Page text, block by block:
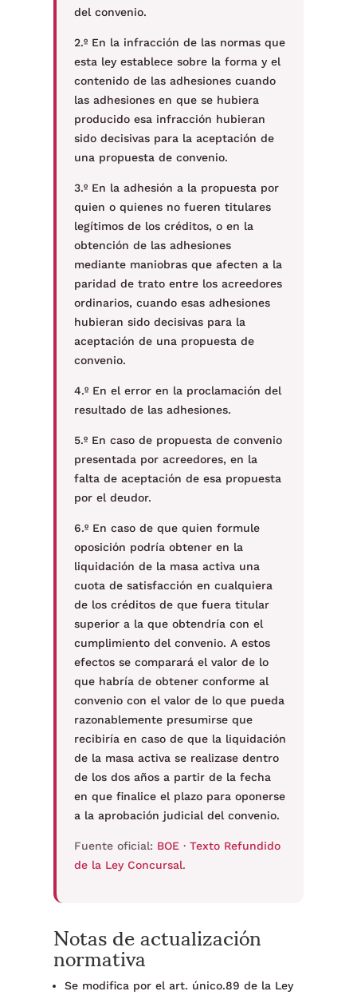
del convenio.
2.º En la infracción de las normas que
esta ley establece sobre la forma y el
contenido de las adhesiones cuando
las adhesiones en que se hubiera
producido esa infracción hubieran
sido decisivas para la aceptación de
una propuesta de convenio.
3.º En la adhesión a la propuesta por
quien o quienes no fueren titulares
legítimos de los créditos, o en la
obtención de las adhesiones
mediante maniobras que afecten a la
paridad de trato entre los acreedores
ordinarios, cuando esas adhesiones
hubieran sido decisivas para la
aceptación de una propuesta de
convenio.
4.º En el error en la proclamación del
resultado de las adhesiones.
5.º En caso de propuesta de convenio
presentada por acreedores, en la
falta de aceptación de esa propuesta
por el deudor.
6.º En caso de que quien formule
oposición podría obtener en la
liquidación de la masa activa una
cuota de satisfacción en cualquiera
de los créditos de que fuera titular
superior a la que obtendría con el
cumplimiento del convenio. A estos
efectos se comparará el valor de lo
que habría de obtener conforme al
convenio con el valor de lo que pueda
razonablemente presumirse que
recibiría en caso de que la liquidación
de la masa activa se realizase dentro
de los dos años a partir de la fecha
en que finalice el plazo para oponerse
a la aprobación judicial del convenio.
Fuente oficial: BOE · Texto Refundido
de la Ley Concursal.
Notas de actualización
normativa
Se modifica por el art. único.89 de la Ley